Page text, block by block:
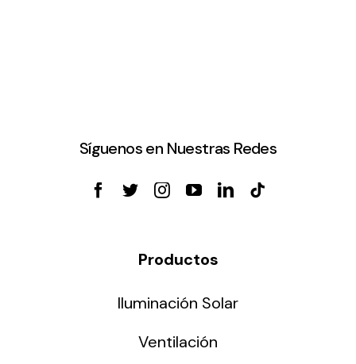
Síguenos en Nuestras Redes
Productos
Iluminación Solar
Ventilación